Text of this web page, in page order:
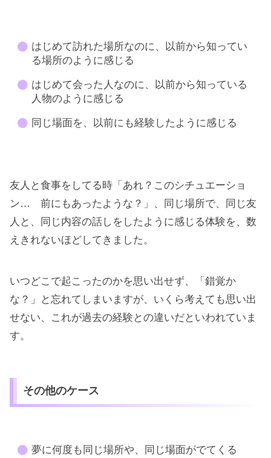
はじめて訪れた場所なのに、以前から知ってい
る場所のように感じる
はじめて会った人なのに、以前から知っている
人物のように感じる
同じ場面を、以前にも経験したように感じる
友人と食事をしてる時「あれ？このシチュエーショ
ン… 前にもあったような？」、同じ場所で、同じ友
人と、同じ内容の話しをしたように感じる体験を、数
えきれないほどしてきました。
いつどこで起こったのかを思い出せず、「錯覚か
な？」と忘れてしまいますが、いくら考えても思い出
せない、これが過去の経験との違いだといわれていま
す。
その他のケース
夢に何度も同じ場所や、同じ場面がでてくる